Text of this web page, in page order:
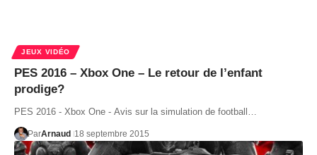
JEUX VIDÉO
PES 2016 – Xbox One – Le retour de l’enfant
prodige?
PES 2016 - Xbox One - Avis sur la simulation de football…
ParArnaud 18 septembre 2015